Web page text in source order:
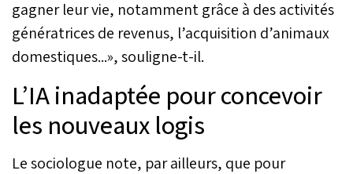
gagner leur vie, notamment grâce à des activités
génératrices de revenus, l’acquisition d’animaux
domestiques...», souligne-t-il.
L’IA inadaptée pour concevoir
les nouveaux logis
Le sociologue note, par ailleurs, que pour